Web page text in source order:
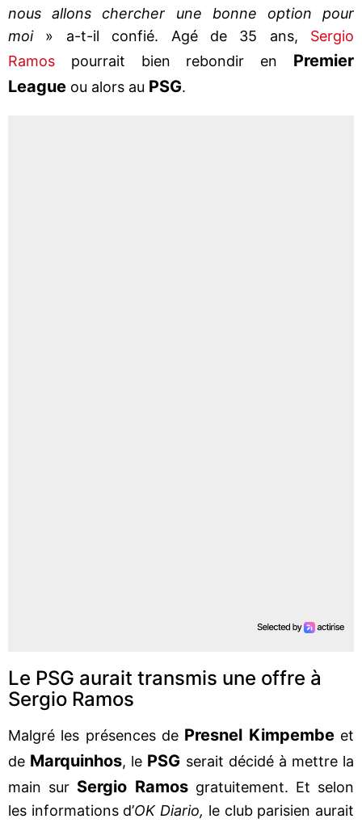
nous allons chercher une bonne option pour
moi » a-t-il confié. Agé de 35 ans, Sergio
Ramos pourrait bien rebondir en Premier
League ou alors au PSG.
Le PSG aurait transmis une offre à
Sergio Ramos
Malgré les présences de Presnel Kimpembeet
de Marquinhos, le PSG serait décidé à mettre la
main sur Sergio Ramosgratuitement. Et selon
les informations d’OK Diario, le club parisien aurait